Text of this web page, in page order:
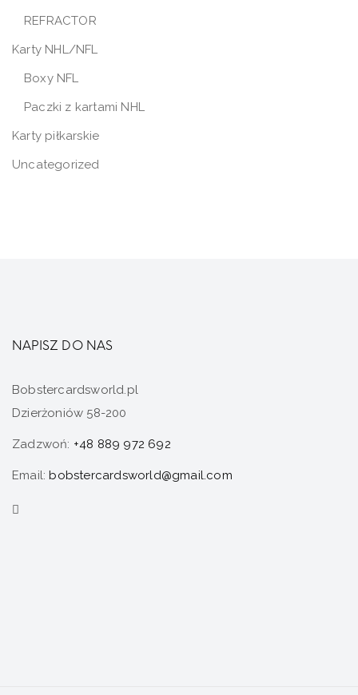
REFRACTOR
Karty NHL/NFL
Boxy NFL
Paczki z kartami NHL
Karty piłkarskie
Uncategorized
NAPISZ DO NAS
Bobstercardsworld.pl
Dzierżoniów 58-200
Zadzwoń: +48 889 972 692
Email:bobstercardsworld@gmail.com